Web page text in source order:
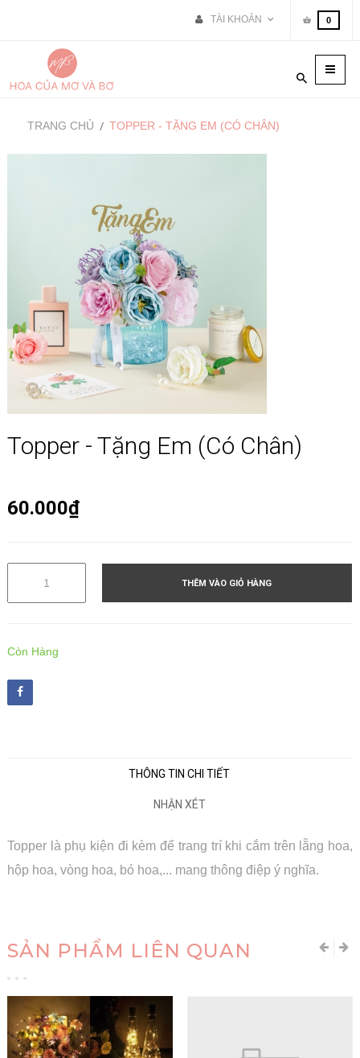
0
TÀI KHOẢN
Toggle
TRANG CHỦ TOPPER - TẶNG EM (CÓ CHÂN)
Topper - Tặng Em (có Chân)
60.000₫
THÊM VÀO GIỎ HÀNG
Còn Hàng
THÔNG TIN CHI TIẾT
NHẬN XÉT
Topper là phụ kiện đi kèm để trang trí khi cắm trên lẵng hoa,
hộp hoa, vòng hoa, bó hoa,... mang thông điệp ý nghĩa.
SẢN PHẨM LIÊN QUAN